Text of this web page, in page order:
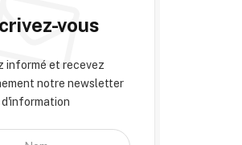
vous
informé et recevez
notre newsletter
d'information